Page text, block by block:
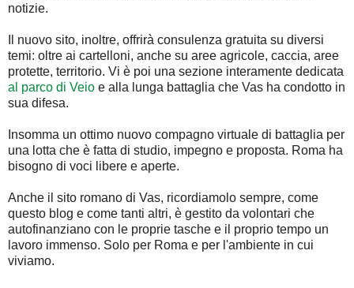
notizie.
Il nuovo sito, inoltre, offrirà consulenza gratuita su diversi
temi: oltre ai cartelloni, anche su aree agricole, caccia, aree
protette, territorio. Vi è poi una sezione interamente dedicata
al parco di Veio e alla lunga battaglia che Vas ha condotto in
sua difesa.
Insomma un ottimo nuovo compagno virtuale di battaglia per
una lotta che è fatta di studio, impegno e proposta. Roma ha
bisogno di voci libere e aperte.
Anche il sito romano di Vas, ricordiamolo sempre, come
questo blog e come tanti altri, è gestito da volontari che
autofinanziano con le proprie tasche e il proprio tempo un
lavoro immenso. Solo per Roma e per l'ambiente in cui
viviamo.